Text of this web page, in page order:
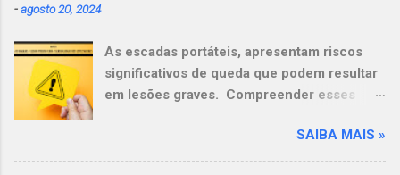
com degrau apenas de um lado, escadas
com pódio e escadas com plataforma.
FATOS SOBRE A ESCADA Problemas de
mais importantes violações de 2018 da
OSHA, com 2.780 problemas mencionados.
-agosto 20, 2024
As escadas portáteis, apresentam riscos
significativos de queda que podem resultar
em lesões graves. Compreender esses
acidentes e garantir a segurança dos
usuários. Principais riscos associados às
SAIBA MAIS »